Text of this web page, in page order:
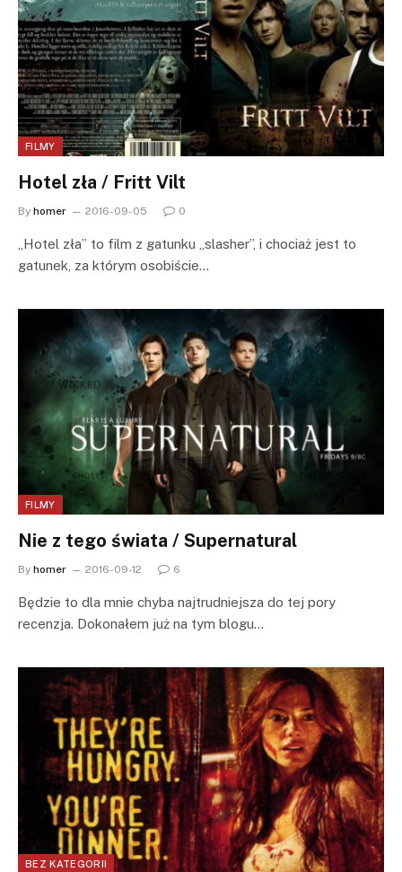
FILMY
Hotel zła / Fritt Vilt
By homer 2016-09-05 0
„Hotel zła” to film z gatunku „slasher”, i chociaż jest to
gatunek, za którym osobiście…
FILMY
Nie z tego świata / Supernatural
By homer 2016-09-12 6
Będzie to dla mnie chyba najtrudniejsza do tej pory
recenzja. Dokonałem już na tym blogu…
BEZ KATEGORII